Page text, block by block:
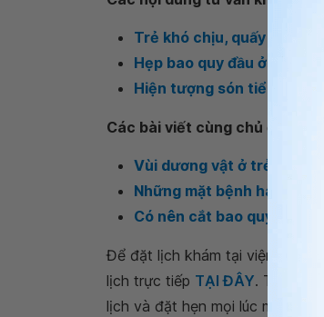
Trẻ khó chịu, quấy khóc
Hẹp bao quy đầu ở trẻ
Hiện tượng són tiểu ở trẻ
Các bài viết cùng chủ đề
Vùi dương vật ở trẻ sơ sinh
Những mặt bệnh hay gặp
Có nên cắt bao quy đầu
Để đặt lịch khám tại viện, Quý
lịch trực tiếp TẠI ĐÂY. Tải và
lịch và đặt hẹn mọi lúc mọi nơi